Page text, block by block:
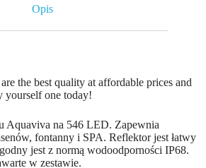
Opis
are the best quality at affordable prices and
one today!
Aquaviva na 546 LED. Zapewnia
fontanny i SPA. Reflektor jest łatwy
jest z normą wodoodporności IP68.
w zestawie.